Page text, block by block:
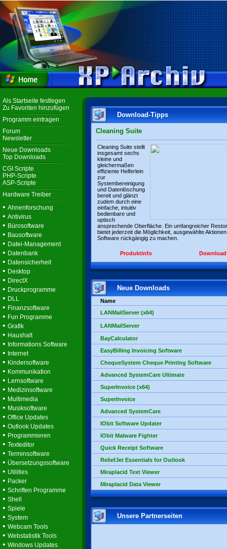
Als Startseite festlegen
Zu Favoriten hinzufügen
Programm eintragen
Forum
Newsletter
Neue Downloads
Top Downloads
CGI Scripte
PHP-Scripte
ASP-Scripte
Hardware Treiber
• Ahnenforschung
• Antivirus
• Bürosoftware
• Bausoftware
• Datei-Management
• Datenbank
• Datensicherheit
• Desktop
• DirectX
• Druckprogramme
• DLL
• Finanzsoftware
• Fun Programme
• Grafik
• Haushalt
• Informations Software
• Internet
• Kindersoftware
• Kommunikation
• Lernsoftware
• Medizinsoftware
• Multimedia
• Musiksoftware
• Office Updates
• Outlook Updates
• Programmieren
• Texteditor
• Terminsoftware
• Übersetzungssoftware
• Utilities
• Packer
• Schriften Programme
• Shell
• Spiele
• System
• Webcam Tools
• Webstatistik Tools
• Windows Updates
Download-Tipps
Cleaning Suite
Cleaning Suite stellt
insgesamt sechs
kleine und
gleichermaßen
effiziente Helferlein
zur
Systembereinigung
und Datenlöschung
bereit und glänzt
zudem durch eine
einfache, intuitiv
bedienbare und
optisch
ansprechende Oberfläche. Ein umfangreicher
bietet jederzeit die Möglichkeit, ausgewählte
Software rückgängig zu machen.
Produktinfo Download
Neue Downloads
Name
LANMailServer (x64)
LANMailServer
BayCalculator
EasyBilling Invoicing Software
ChequeSystem Cheque Printing Software
Advanced SystemCare Ultimate
SuperInvoice (x64)
SuperInvoice
Advanced SystemCare
IObit Software Updater
IObit Malware Fighter
Quick Receipt Software
ReliefJet Essentials for Outlook
Miraplacid Text Viewer
Miraplacid Data Viewer
Unsere Partnerseiten